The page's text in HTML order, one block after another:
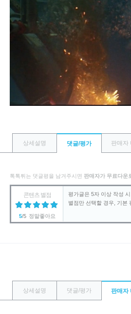
상세설명 댓글/평가 판매자
톡톡튀는 댓글평을 남겨주시면 판매자가 무료다운
콘텐츠 별점
5/5 정말좋아요
상세설명 댓글/평가 판매자